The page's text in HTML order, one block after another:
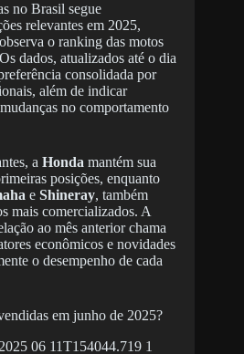
no Brasil segue
relevantes em 2025,
o ranking das motos
dados, atualizados até o dia
consolidada por
além de indicar
no comportamento
a Honda mantém sua
posições, enquanto
e Shineray, também
mais comercializados. A
ao mês anterior chama
econômicos e novidades
o desempenho de cada
em junho de 2025?